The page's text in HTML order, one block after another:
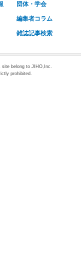
団体・学会
編集者コラム
雑誌記事検索
site belong to JIHO,Inc.
prohibited.